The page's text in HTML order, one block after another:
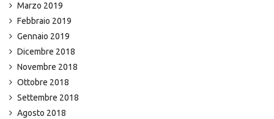
Marzo 2019
Febbraio 2019
Gennaio 2019
Dicembre 2018
Novembre 2018
Ottobre 2018
Settembre 2018
Agosto 2018